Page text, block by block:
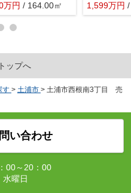
万円 / 164.00㎡
1,599万円
ップへ
す > 土浦市 > 土浦市西根南3丁目 売
い合わせ
00～20：00
水曜日